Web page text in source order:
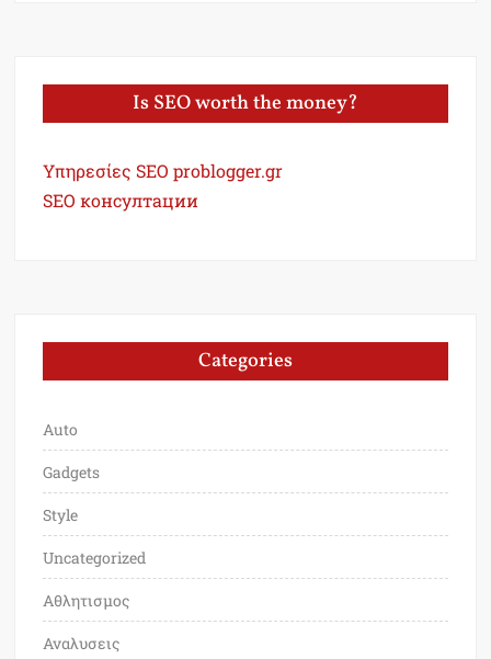
Is SEO worth the money?
Υπηρεσίες SEO problogger.gr
SEO консултации
Categories
Auto
Gadgets
Style
Uncategorized
Αθλητισμος
Αναλυσεις